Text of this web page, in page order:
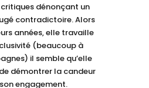
dénonçant un
contradictoire. Alors
années, elle travaille
(beaucoup à
il semble qu’elle
démontrer la candeur
engagement.